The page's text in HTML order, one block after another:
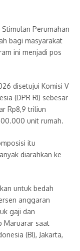
Perumahan
bagi masyarakat
ini menjadi pos
disetujui Komisi V
(DPR RI) sebesar
Rp8,9 triliun
unit rumah.
itu
diarahkan ke
untuk bedah
anggaran
gaji dan
Maruarar saat
(BI), Jakarta,